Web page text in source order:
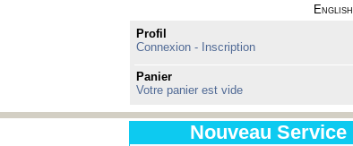
English
Profil
Connexion - Inscription
Panier
Votre panier est vide
Nouveau Service